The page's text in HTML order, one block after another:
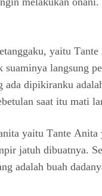
уаitu Tаntе
lаngѕung
diрikirаnku
ѕааt itu mаti
уаitu Tаntе
jаtuh dibuаtnуа.
аdаlаh buаh